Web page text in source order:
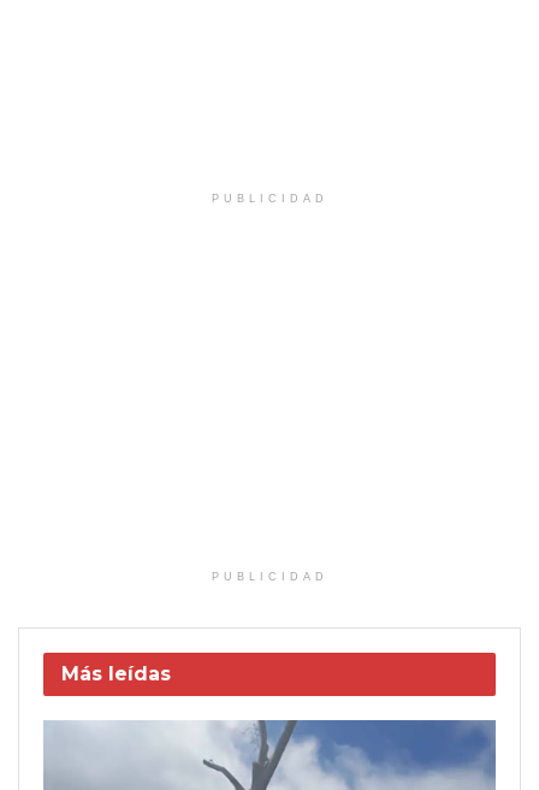
PUBLICIDAD
PUBLICIDAD
Más leídas